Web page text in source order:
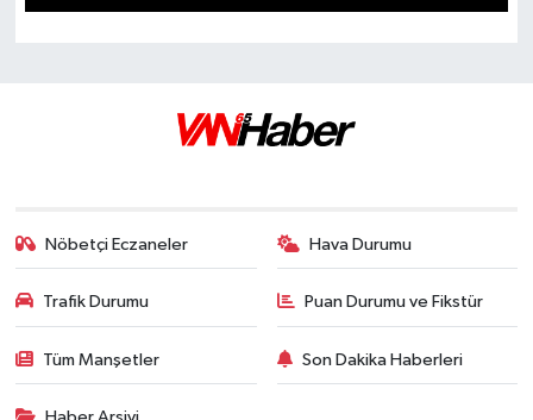
Nöbetçi Eczaneler Hava Durumu
Trafik Durumu Puan Durumu ve Fikstür
Tüm Manşetler Son Dakika Haberleri